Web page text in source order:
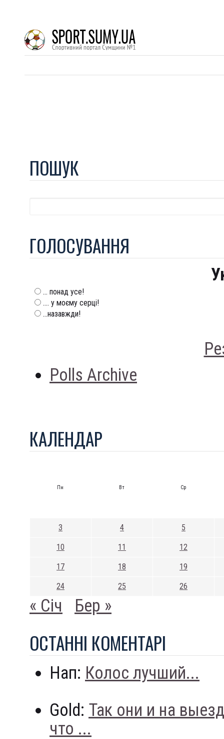
ПОШУК
ГОЛОСУВАННЯ
... понад усе!
.... у моєму серці!
...назавжди!
Polls Archive
КАЛЕНДАР
Пн Вт Ср
3 4 5
10 11 12
17 18 19
24 25 26
« Січ Бер »
ОСТАННI КОМЕНТАРI
Нап: Колос лучший...
Gold: Так они и на
что ...